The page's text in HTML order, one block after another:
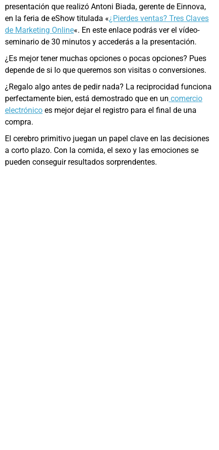
presentación que realizó Antoni Biada, gerente de Einnova,
en la feria de eShow titulada «¿Pierdes ventas? Tres Claves
de Marketing Online«. En este enlace podrás ver el vídeo-
seminario de 30 minutos y accederás a la presentación.
¿Es mejor tener muchas opciones o pocas opciones? Pues
depende de si lo que queremos son visitas o conversiones.
¿Regalo algo antes de pedir nada? La reciprocidad funciona
perfectamente bien, está demostrado que en un comercio
electrónico es mejor dejar el registro para el final de una
compra.
El cerebro primitivo juegan un papel clave en las decisiones
a corto plazo. Con la comida, el sexo y las emociones se
pueden conseguir resultados sorprendentes.